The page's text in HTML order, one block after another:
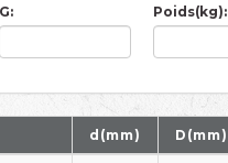
G:
Poids(kg):
d(mm) D(mm)